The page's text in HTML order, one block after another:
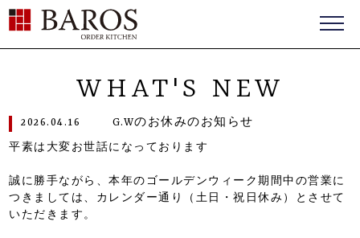
WHAT'S NEW
2026.04.16 G.Wのお休みのお知らせ
平素は大変お世話になっております
誠に勝手ながら、本年のゴールデンウィーク期間中の営業に
つきましては、カレンダー通り（土日・祝日休み）とさせて
いただきます。